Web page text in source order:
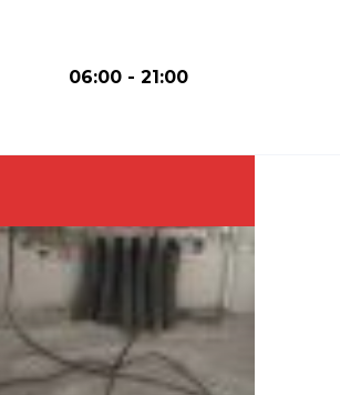
06:00 - 21:00